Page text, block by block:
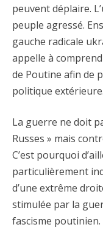
peuvent déplaire.
peuple agressé.
gauche radicale
appelle à
de Poutine afin de
politique extérieure.
La guerre ne doit
Russes » mais
C’est pourquoi
particulièrement
d’une extrême
stimulée par la
fascisme